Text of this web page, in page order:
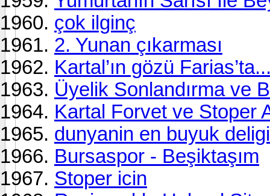
çok ilginç
2. Yunan çıkarması
Kartal’ın gözü
Üyelik Sonlandırma ve
Kartal Forvet ve Stoper
dunyanin en buyuk deligi
Bursaspor - Beşiktaşım
Stoper icin